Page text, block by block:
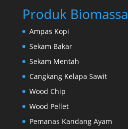
Produk Biomassa
Ampas Kopi
Sekam Bakar
Sekam Mentah
Cangkang Kelapa Sawit
Wood Chip
Wood Pellet
Pemanas Kandang Ayam